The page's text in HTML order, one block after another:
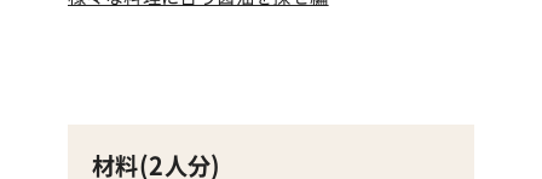
材料(2人分)